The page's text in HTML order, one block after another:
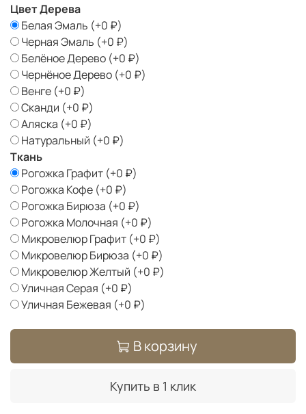
Цвет Дерева
Белая Эмаль (+0 ₽)
Черная Эмаль (+0 ₽)
Белёное Дерево (+0 ₽)
Чернёное Дерево (+0 ₽)
Венге (+0 ₽)
Сканди (+0 ₽)
Аляска (+0 ₽)
Натуральный (+0 ₽)
Ткань
Рогожка Графит (+0 ₽)
Рогожка Кофе (+0 ₽)
Рогожка Бирюза (+0 ₽)
Рогожка Молочная (+0 ₽)
Микровелюр Графит (+0 ₽)
Микровелюр Бирюза (+0 ₽)
Микровелюр Желтый (+0 ₽)
Уличная Серая (+0 ₽)
Уличная Бежевая (+0 ₽)
В корзину
Купить в 1 клик